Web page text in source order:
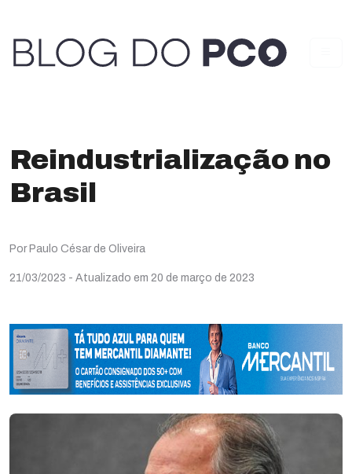
Reindustrialização no
Brasil
Por Paulo César de Oliveira
21/03/2023 - Atualizado em 20 de março de 2023